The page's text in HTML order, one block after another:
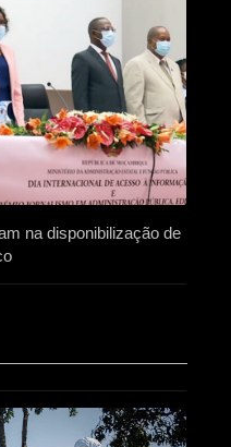
na disponibilização de